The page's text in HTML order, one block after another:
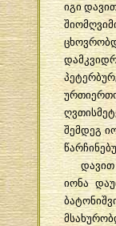
იგი
შემდეგ
დავით
იონა